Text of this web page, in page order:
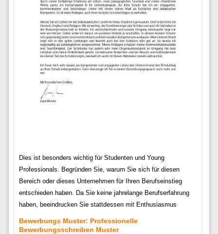
Dies ist besonders wichtig für Studenten und Young
Professionals. Begründen Sie, warum Sie sich für diesen
Bereich oder dieses Unternehmen für Ihren Berufseinstieg
entschieden haben. Da Sie keine jahrelange Berufserfahrung
haben, beeindrucken Sie stattdessen mit Enthusiasmus
Bewerbungs Muster: Professionelle
Bewerbungsschreiben Muster